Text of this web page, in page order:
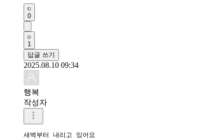
0
1
답글 쓰기
2025.08.10 09:34
행복
작성자
새벽부터 내리고 있어요